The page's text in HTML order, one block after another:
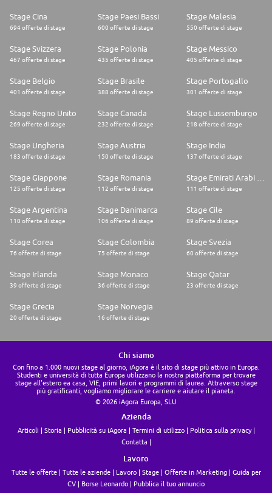
Stage Cina
694 offerte di stage
Stage Paesi Bassi
600 offerte di stage
Stage Malesia
550 offerte di stage
Stage Svizzera
467 offerte di stage
Stage Polonia
435 offerte di stage
Stage Messico
405 offerte di stage
Stage Belgio
401 offerte di stage
Stage Brasile
388 offerte di stage
Stage Portogallo
301 offerte di stage
Stage Regno Unito
269 offerte di stage
Stage Canada
232 offerte di stage
Stage Lussemburgo
218 offerte di stage
Stage Ungheria
183 offerte di stage
Stage Austria
150 offerte di stage
Stage India
137 offerte di stage
Stage Giappone
125 offerte di stage
Stage Romania
112 offerte di stage 111 offerte di stage
Stage Argentina
110 offerte di stage
Stage Danimarca
106 offerte di stage
Stage Cile
89 offerte di stage
Stage Corea
76 offerte di stage
Stage Colombia
75 offerte di stage
Stage Svezia
60 offerte di stage
Stage Irlanda
39 offerte di stage
Stage Monaco
36 offerte di stage
Stage Qatar
23 offerte di stage
Stage Grecia
20 offerte di stage
Stage Norvegia
16 offerte di stage
Chi siamo
Con fino a 1.000 nuovi stage al giorno, iAgora è il sito di stage più attivo in Europa.
Studenti e università di tutta Europa utilizzano la nostra piattaforma per trovare
stage all'estero ea casa, VIE, primi lavori e programmi di laurea. Attraverso stage
più gratificanti, vogliamo migliorare le carriere e aiutare il pianeta.
© 2026 iAgora Europa, SLU
Azienda
Articoli Storia Pubblicità su iAgora Termini di utilizzo
Politica sulla privacy
Contatta
Lavoro
Tutte le offerte Tutte le aziende Lavoro Stage Offerte in Marketing
Guida per
CV
Borse Leonardo Pubblica il tuo annuncio